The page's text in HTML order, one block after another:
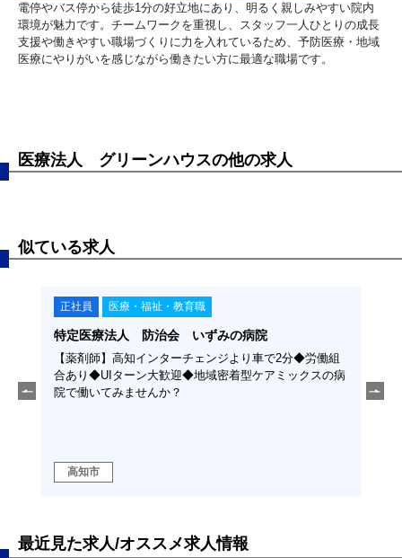
電停やバス停から徒歩1分の好立地にあり、明るく親しみやすい院内
環境が魅力です。チームワークを重視し、スタッフ一人ひとりの成長
支援や働きやすい職場づくりに力を入れているため、予防医療・地域
医療にやりがいを感じながら働きたい方に最適な職場です。
医療法人 グリーンハウスの他の求人
似ている求人
え
正社員 医療・福祉・教育職
特定医療法人 防治会 いずみの病院
【薬剤師】高知インターチェンジより車で2分◆労働組
合あり◆UIターン大歓迎◆地域密着型ケアミックスの病
院で働いてみませんか？
高知市
いて
最近見た求人/オススメ求人情報